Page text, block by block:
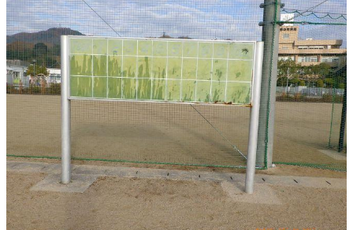
グ・色変更などの改変も可能です。クレジット表記は必須です。
※本サイトの利用規約 も適用されます。
営利利用
可
可
クレジット表記
必須
クレジット表記例